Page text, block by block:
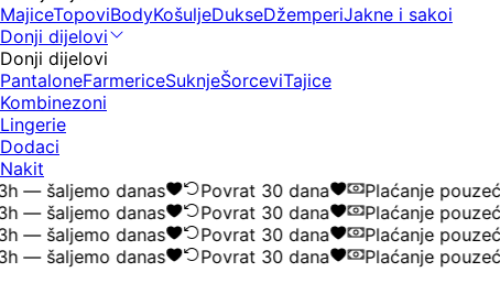
MajiceTopoviBodyKošuljeDukseDžemperiJakne i sakoi
Donji dijelovi
Donji dijelovi
PantaloneFarmericeSuknjeŠorceviTajice
Kombinezoni
Lingerie
Dodaci
Nakit
šaljemo danas
Povrat 30 dana
Plaćanje pouzećem
šaljemo danas
Povrat 30 dana
Plaćanje pouzećem
šaljemo danas
Povrat 30 dana
Plaćanje pouzećem
šaljemo danas
Povrat 30 dana
Plaćanje pouzećem